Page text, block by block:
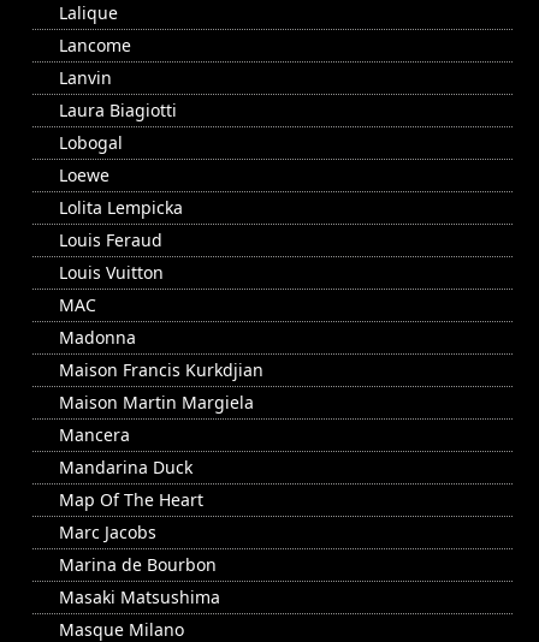
Lalique
Lancome
Lanvin
Laura Biagiotti
Lobogal
Loewe
Lolita Lempicka
Louis Feraud
Louis Vuitton
MAC
Madonna
Maison Francis Kurkdjian
Maison Martin Margiela
Mancera
Mandarina Duck
Map Of The Heart
Marc Jacobs
Marina de Bourbon
Masaki Matsushima
Masque Milano